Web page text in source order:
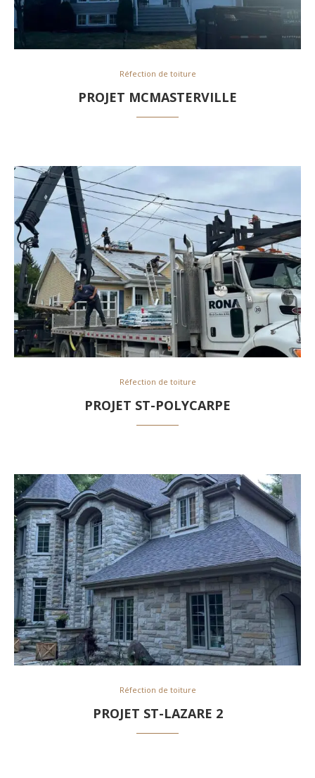
Réfection de toiture
PROJET MCMASTERVILLE
Réfection de toiture
PROJET ST-POLYCARPE
Réfection de toiture
PROJET ST-LAZARE 2